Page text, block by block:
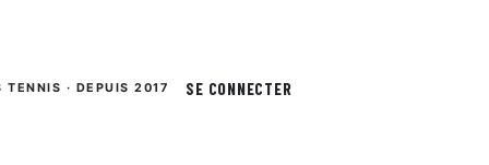
TENNIS · DEPUIS 2017 SE CONNECTER